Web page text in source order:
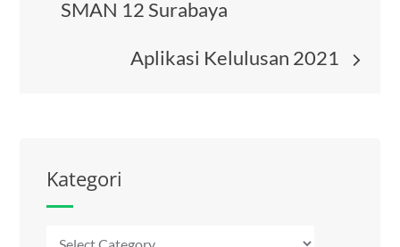
navigation
SMAN 12 Surabaya
Aplikasi Kelulusan 2021
Kategori
Kategori